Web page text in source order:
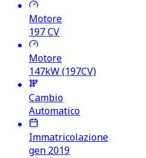
Motore
197CV
Motore
147kW (197CV)
Cambio
Automatico
Immatricolazione
gen 2019